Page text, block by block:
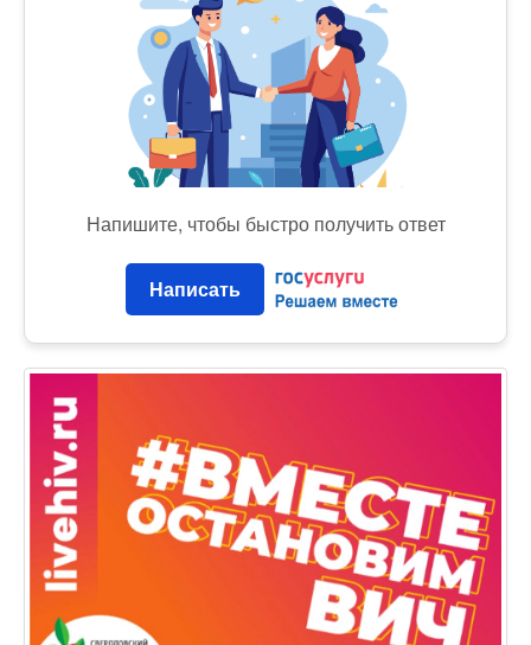
Напишите, чтобы быстро получить ответ
Написать